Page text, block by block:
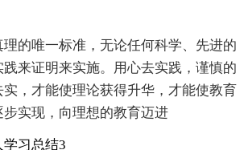
理的唯一标准，无论任何科学、先进的
来证明来实施。用心去实践，谨慎的
，才能使理论获得升华，才能使教育
实现，向理想的教育迈进
习总结3